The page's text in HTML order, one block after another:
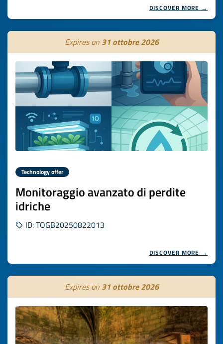
DISCOVER MORE →
Expires on 31 ottobre 2026
Technology offer
Monitoraggio avanzato di perdite
idriche
ID: TOGB20250822013
DISCOVER MORE →
Expires on 31 ottobre 2026